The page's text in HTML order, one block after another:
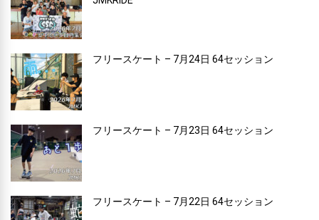
フリースケート – 7月24日 64セッション
フリースケート – 7月23日 64セッション
フリースケート – 7月22日 64セッション